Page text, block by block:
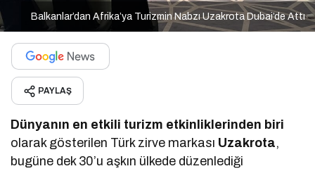
Balkanlar’dan Afrika’ya Turizmin Nabzı Uzakrota Dubai’de Attı
PAYLAŞ
Dünyanın en etkili turizm etkinliklerinden biri
olarak gösterilen Türk zirve markası Uzakrota,
bugüne dek 30’u aşkın ülkede düzenlediği